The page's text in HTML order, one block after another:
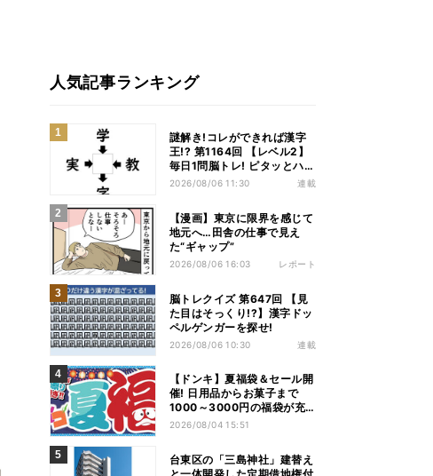
人気記事ランキング
謎解き!コレができれば漢字
王!? 第1164回 【レベル2】
毎日1問脳トレ! ピタッとハマ
る漢字はどれだ?
2026/08/06 11:30 連載
【漫画】東京に限界を感じて
地元へ…田舎の仕事で見え
た“ギャップ”
2026/08/06 16:03 レポート
脳トレクイズ 第647回 【見
た目はそっくり!?】漢字ドッ
ペルゲンガーを探せ!
2026/08/06 10:30 連載
【ドンキ】夏福袋＆セール開
催! 日用品からお菓子まで
1000～3000円の福袋が充
実、家電やアパレルなど人気
2026/08/04 15:51
台東区の「三島神社」建替え